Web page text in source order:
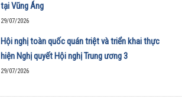
tại Vũng Áng
29/07/2026
Hội nghị toàn quốc quán triệt và triển khai thực
hiện Nghị quyết Hội nghị Trung ương 3
29/07/2026